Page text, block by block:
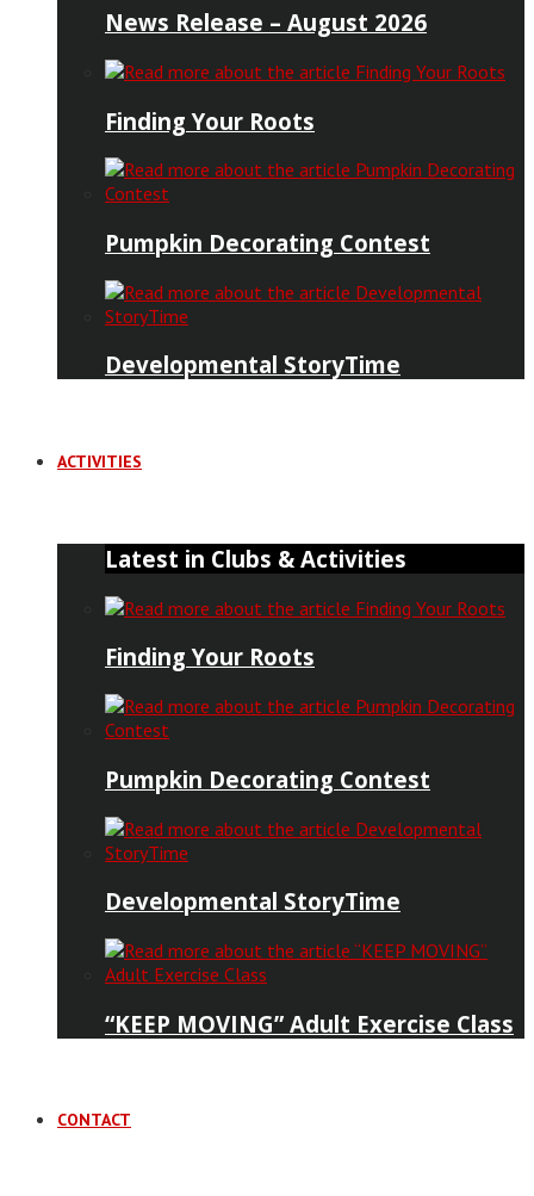
News Release – August 2026
Finding Your Roots
Pumpkin Decorating Contest
Developmental StoryTime
ACTIVITIES
Latest in Clubs & Activities
Finding Your Roots
Pumpkin Decorating Contest
Developmental StoryTime
“KEEP MOVING” Adult Exercise Class
CONTACT